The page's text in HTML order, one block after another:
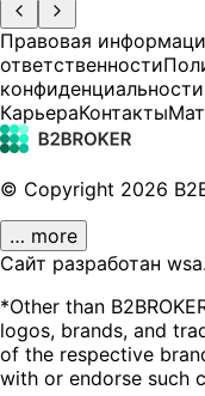
Правовая
ответственности
конфиденциальности
КарьераКонтакты
© Copyright 2026
… more
Сайт разработан
*Other than
logos, brands, and
of the respective
with or endorse such